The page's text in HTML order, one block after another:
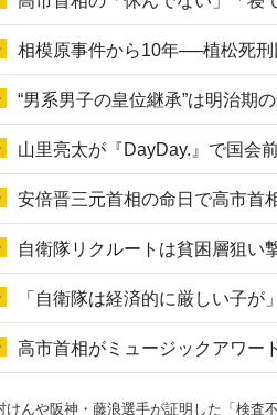
けんや阪神・藤浪選手が証明した「検査